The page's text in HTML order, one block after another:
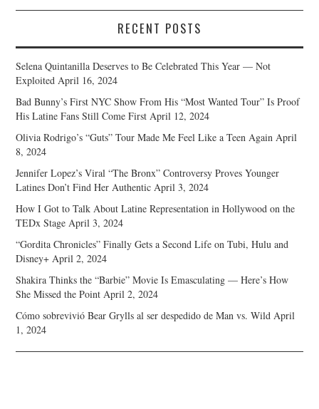
RECENT POSTS
Selena Quintanilla Deserves to Be Celebrated This Year — Not
Exploited April 16, 2024
Bad Bunny’s First NYC Show From His “Most Wanted Tour” Is Proof
His Latine Fans Still Come First April 12, 2024
Olivia Rodrigo’s “Guts” Tour Made Me Feel Like a Teen Again April
8, 2024
Jennifer Lopez’s Viral “The Bronx” Controversy Proves Younger
Latines Don’t Find Her Authentic April 3, 2024
How I Got to Talk About Latine Representation in Hollywood on the
TEDx Stage April 3, 2024
“Gordita Chronicles” Finally Gets a Second Life on Tubi, Hulu and
Disney+ April 2, 2024
Shakira Thinks the “Barbie” Movie Is Emasculating — Here’s How
She Missed the Point April 2, 2024
Cómo sobrevivió Bear Grylls al ser despedido de Man vs. Wild April
1, 2024